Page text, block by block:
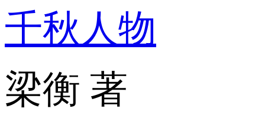
千秋人物
梁衡 著